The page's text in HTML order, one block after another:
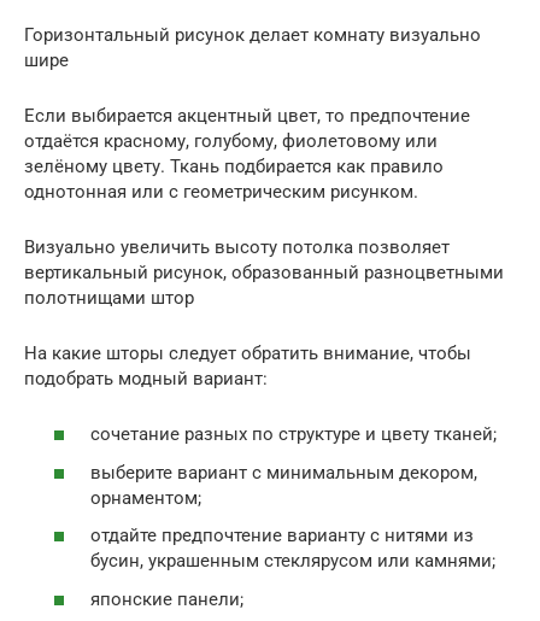
Горизонтальный рисунок делает комнату визуально
шире
Если выбирается акцентный цвет, то предпочтение
отдаётся красному, голубому, фиолетовому или
зелёному цвету. Ткань подбирается как правило
однотонная или с геометрическим рисунком.
Визуально увеличить высоту потолка позволяет
вертикальный рисунок, образованный разноцветными
полотнищами штор
На какие шторы следует обратить внимание, чтобы
подобрать модный вариант:
сочетание разных по структуре и цвету тканей;
выберите вариант с минимальным декором,
орнаментом;
отдайте предпочтение варианту с нитями из
бусин, украшенным стеклярусом или камнями;
японские панели;